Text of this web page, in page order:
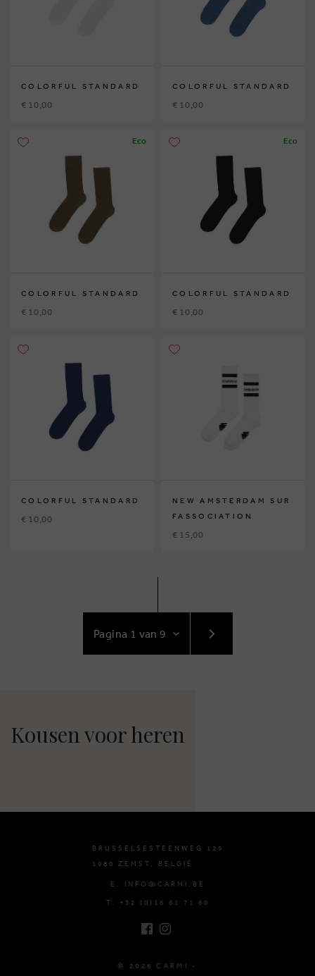
COLORFUL STANDARD
€ 10,00
COLORFUL STANDARD
€ 10,00
Eco
COLORFUL STANDARD
€ 10,00
Eco
COLORFUL STANDARD
€ 10,00
COLORFUL STANDARD
€ 10,00
NEW AMSTERDAM SUR
FASSOCIATION
€ 15,00
NAAR
VOLGENDE
Kousen voor heren
BRUSSELSESTEENWEG 129
1980 ZEMST, BELGIË
E. INFO@CARMI.BE
T. +32 (0)16 61 71 60
© 2026 CARMI -